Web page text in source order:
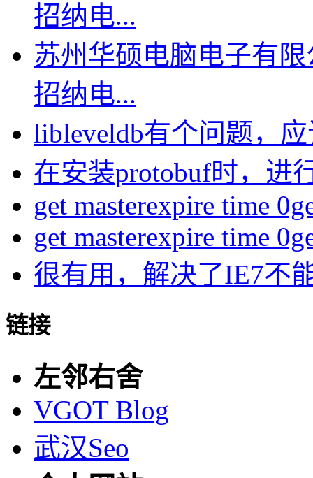
招纳电...
苏州华硕电脑电子有
招纳电...
libleveldb有个问题，
在安装protobuf时，进
get masterexpire time
get masterexpire time
很有用，解决了IE7不
链接
左邻右舍
VGOT Blog
武汉Seo